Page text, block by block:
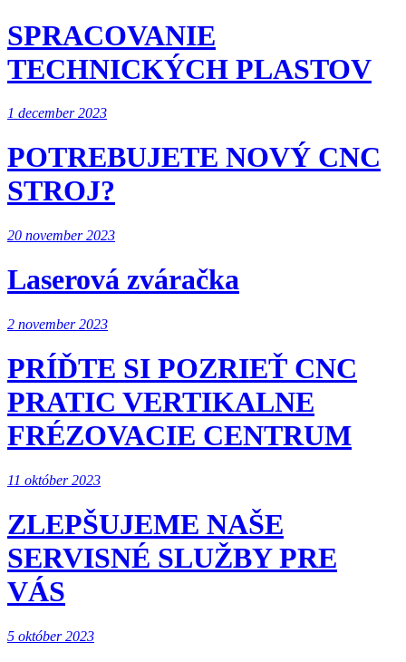
SPRACOVANIE
TECHNICKÝCH PLASTOV
1 december 2023
POTREBUJETE NOVÝ CNC
STROJ?
20 november 2023
Laserová zváračka
2 november 2023
PRÍĎTE SI POZRIEŤ CNC
PRATIC VERTIKALNE
FRÉZOVACIE CENTRUM
11 október 2023
ZLEPŠUJEME NAŠE
SERVISNÉ SLUŽBY PRE
VÁS
5 október 2023